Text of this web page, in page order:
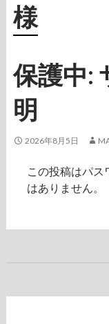
様
保護中:
明
2026年8月5日
この投稿はパ
はありません。